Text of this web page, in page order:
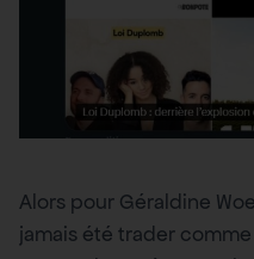
Alors pour Géraldine
jamais été trader